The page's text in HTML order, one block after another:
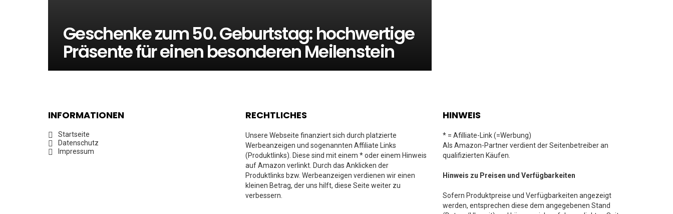
Geschenke zum 50. Geburtstag: hochwertige
Präsente für einen besonderen Meilenstein
INFORMATIONEN
Startseite
Datenschutz
Impressum
RECHTLICHES
Unsere Webseite finanziert sich durch platzierte
Werbeanzeigen und sogenannten Affiliate Links
(Produktlinks). Diese sind mit einem * oder einem Hinweis
auf Amazon verlinkt. Durch das Anklicken der
Produktlinks bzw. Werbeanzeigen verdienen wir einen
kleinen Betrag, der uns hilft, diese Seite weiter zu
verbessern.
HINWEIS
* = Afilliate-Link (=Werbung)
Als Amazon-Partner verdient der Seitenbetreiber an
qualifizierten Käufen.
Hinweis zu Preisen und Verfügbarkeiten
Sofern Produktpreise und Verfügbarkeiten angezeigt
werden, entsprechen diese dem angegebenen Stand